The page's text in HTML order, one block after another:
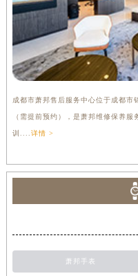
成都市萧邦售后服务中心位于成都市
（需提前预约），是萧邦维修保养
训.... 详情 >
萧邦手表